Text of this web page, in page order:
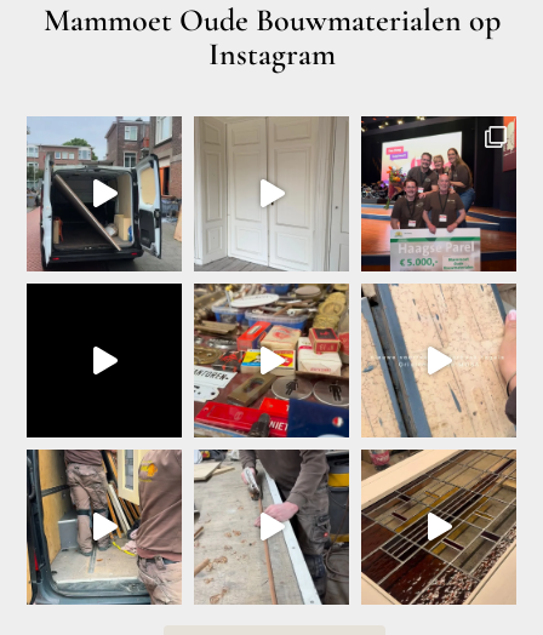
Mammoet Oude Bouwmaterialen op
Instagram